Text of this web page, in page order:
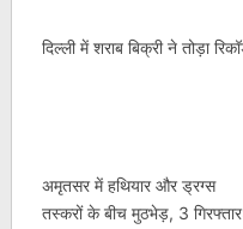
दिल्ली में शराब बिक्री ने तोड़ा
अमृतसर में हथियार और ड्रग्स
तस्करों के बीच मुठभेड़, 3